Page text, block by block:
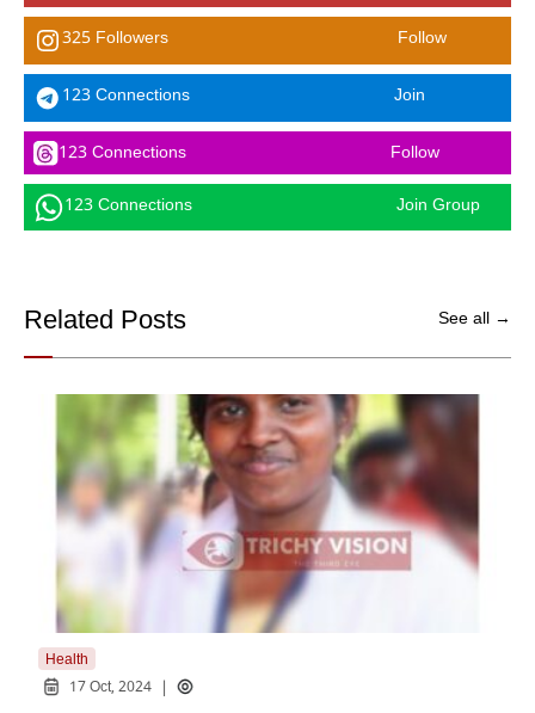
325 Followers Follow
123 Connections Join
123 Connections Follow
123 Connections Join Group
Related Posts See all →
Health
17 Oct, 2024